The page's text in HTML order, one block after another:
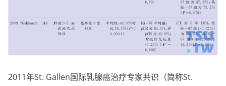
2011年St. Gallen国际乳腺癌治疗专家共识（简称St.